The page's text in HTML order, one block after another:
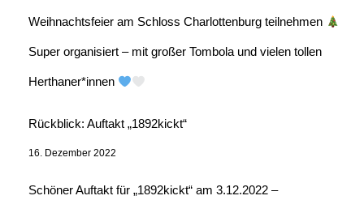
Weihnachtsfeier am Schloss Charlottenburg teilnehmen
Super organisiert – mit großer Tombola und vielen tollen
Herthaner*innen
Rückblick: Auftakt „1892kickt“
16. Dezember 2022
Schöner Auftakt für „1892kickt“ am 3.12.2022 –